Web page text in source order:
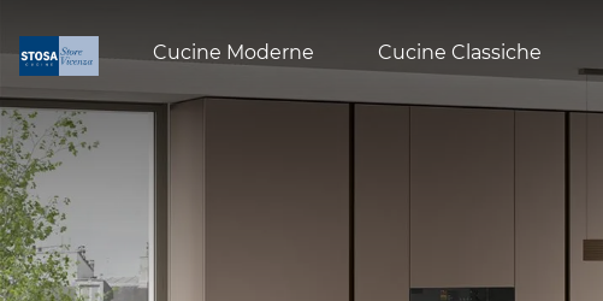
Cucine Moderne Cucine Classiche